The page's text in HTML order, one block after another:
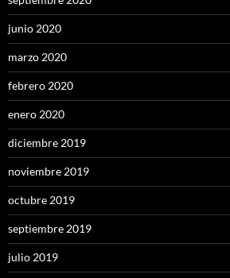
junio 2020
marzo 2020
febrero 2020
enero 2020
diciembre 2019
noviembre 2019
octubre 2019
septiembre 2019
julio 2019